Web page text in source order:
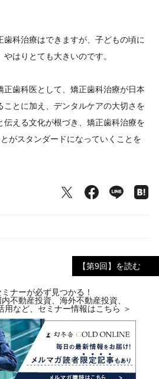
歯科治療はできますが、子どもの頃に
はりとても大きいのです。
正歯科医として、矯正歯科治療が日本
ことに加え、デンタルケアの大切さを
伝える文化が根づき、矯正歯科治療を
がスタンダードになっていくことを
【第9回】を読む
ナーが必ず見つかる！
不動産投資、海外不動産投資、
用など、セミナー情報はこちら ＞